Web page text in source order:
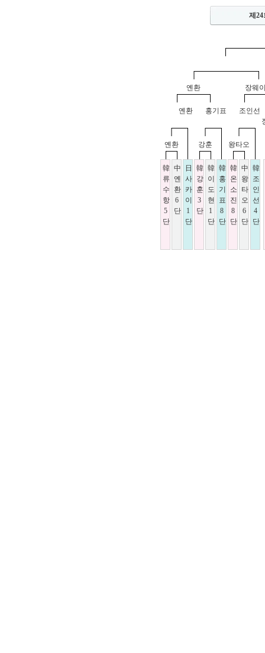
제
옌환
옌환
옌환
韓
류
수
항
5
단
中
옌
환
6
단
日
사
카
이
1
단
홍기표
강훈
韓
강
훈
3
단
韓
이
도
현
1
단
韓
홍
기
표
8
단
장웨
조인선
왕타오
韓
온
소
진
8
단
中
왕
타
오
6
단
韓
조
인
선
4
단